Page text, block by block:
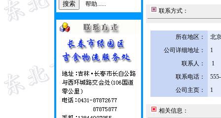
帮助......
联系方式：
所在地区：
北
公司详细地址：
1
联系人：
1
联系电话：
公司主页：
1
相关信息：